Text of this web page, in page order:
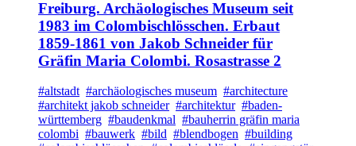
Freiburg. Archäologisches Museum seit
1983 im Colombischlösschen. Erbaut
1859-1861 von Jakob Schneider für
Gräfin Maria Colombi. Rosastrasse 2
#altstadt #archäologisches museum #architecture
#architekt jakob schneider #architektur #baden-
württemberg #baudenkmal #bauherrin gräfin maria
colombi #bauwerk #bild #blendbogen #building